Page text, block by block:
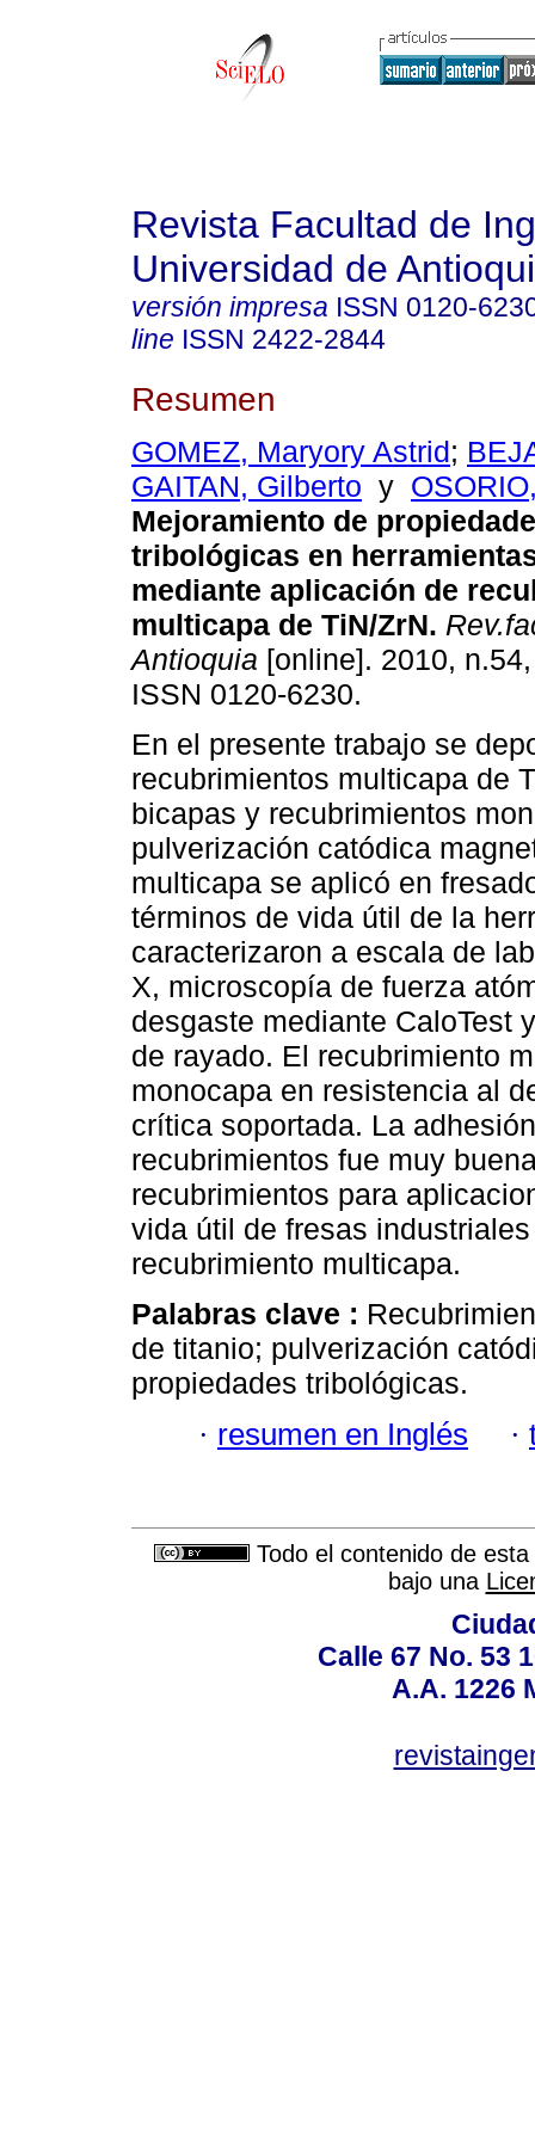
Revista Facultad de
Universidad de
versión impresa ISSN 0120-
line ISSN 2422-2844
Resumen
GOMEZ, Maryory Astrid;
GAITAN, Gilberto y
Mejoramiento de
tribológicas en
mediante aplicación de
multicapa de TiN/ZrN.
Antioquia [online]. 2010,
ISSN 0120-6230.
En el presente trabajo se
recubrimientos multicapa de
bicapas y recubrimientos
pulverización catódica
multicapa se aplicó en
términos de vida útil de la
caracterizaron a escala de
X, microscopía de fuerza
desgaste mediante CaloTest
de rayado. El recubrimiento
monocapa en resistencia al
crítica soportada. La
recubrimientos fue muy
recubrimientos para
vida útil de fresas
recubrimiento multicapa.
Palabras clave :
de titanio; pulverización
propiedades tribológicas.
· resumen en Inglés ·
Todo el contenido de
bajo una
Calle 67 No. 53
A.A. 1226